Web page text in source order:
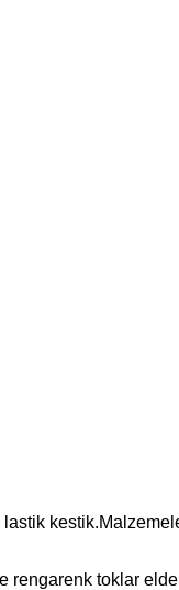
lastik
rengarenk toklar